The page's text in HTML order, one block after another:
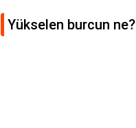
Yükselen burcun ne?